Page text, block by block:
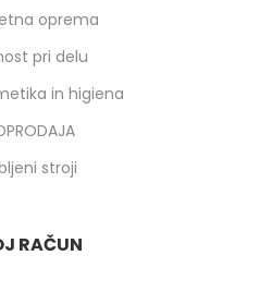
oprema
pri delu
in higiena
stroji
RAČUN